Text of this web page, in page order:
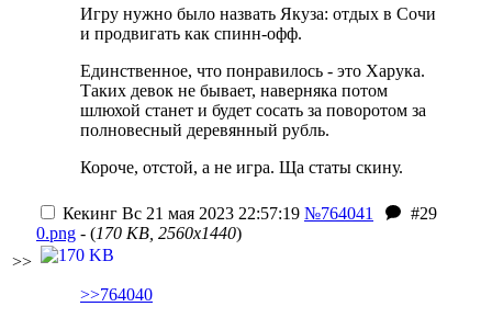
Игру нужно было назвать Якуза: отдых в Сочи
и продвигать как спинн-офф.
Единственное, что понравилось - это Харука.
Таких девок не бывает, наверняка потом
шлюхой станет и будет сосать за поворотом за
полновесный деревянный рубль.
Короче, отстой, а не игра. Ща статы скину.
>>
Кекинг Вс 21 мая 2023 22:57:19 №764041
#29
0.png - (170 KB, 2560x1440)
>>764040